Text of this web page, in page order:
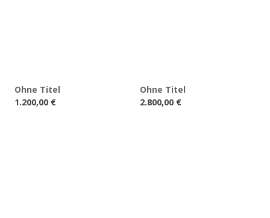
Ohne Titel
1.200,00 €
Ohne Titel
2.800,00 €